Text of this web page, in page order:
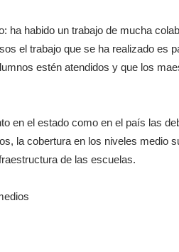
ha habido un trabajo de mucha
el trabajo que se ha realizado es
estén atendidos y que los
en el estado como en el país las
la cobertura en los niveles medio
de las escuelas.